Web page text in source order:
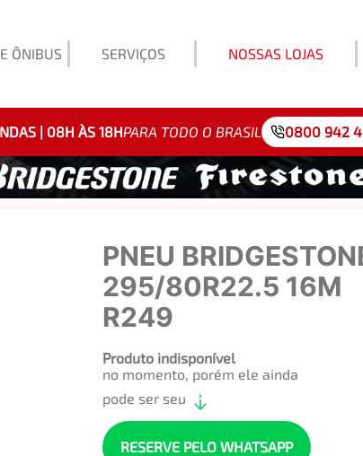
ÔNIBUS SERVIÇOS NOSSAS LOJAS
| 08H ÀS 18HPARA TODO O BRASIL 0800 942
PNEU
295/80R22.5 16M
R249
Produto indisponível
no momento, porém ele ainda
pode ser seu
RESERVE PELO WHATSAPP